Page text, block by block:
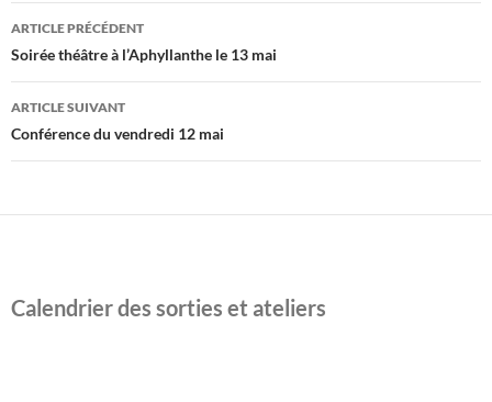
Navigation
des
articles
ARTICLE PRÉCÉDENT
Soirée théâtre à l’Aphyllanthe le 13 mai
ARTICLE SUIVANT
Conférence du vendredi 12 mai
Calendrier des sorties et ateliers